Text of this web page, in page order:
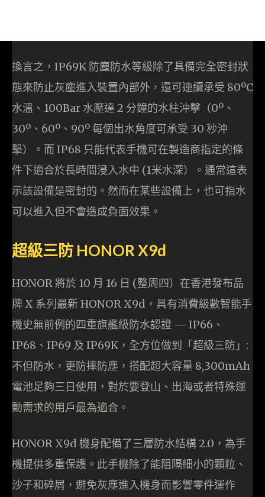
換言之，IP69K 防塵防水等級除了具備完全密封狀
態來防止灰塵進入裝置內部外，還可連續承受 80ºC
水溫、100Bar 水壓達 2 分鐘的水柱沖擊（0º、
30º、60º、90º 每個出水角度可承受 30 秒沖
擊）。而 IP68 只能代表手機可在製造商指定的條
件下適合於長時間浸入水中 (1米水深）。通常這表
示該設備是密封的。然而在某些設備上，也可指水
可以進入但不會造成負面效果。
超級三防 HONOR X9d
HONOR 將於 10 月 16 日 (整周四）在香港發布品
牌 X 系列最新 HONOR X9d，具有消費級數智能手
機史無前例的四重旗艦級防水認證 — IP66、
IP68、IP69 及 IP69K，全方位做到「超級三防」:
不但防水，更防摔防塵，搭配超大容量 8,300mAh
電池足夠三日使用，對於要登山、出海或者特殊運
動需求的用戶最為適合。
HONOR X9d 機身配備了三層防水結構 2.0，為手
機提供多重保護。此手機除了能阻隔細小的顆粒、
沙子和碎屑，避免灰塵進入機身而影響零件運作